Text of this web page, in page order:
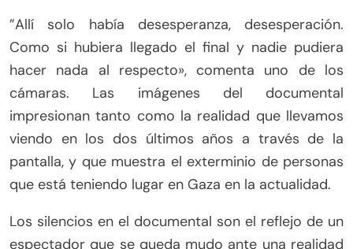
”Allí solo había desesperanza, desesperación.
Como si hubiera llegado el final y nadie pudiera
hacer nada al respecto», comenta uno de los
cámaras. Las imágenes del documental
impresionan tanto como la realidad que llevamos
viendo en los dos últimos años a través de la
pantalla, y que muestra el exterminio de personas
que está teniendo lugar en Gaza en la actualidad.
Los silencios en el documental son el reflejo de un
espectador que se queda mudo ante una realidad